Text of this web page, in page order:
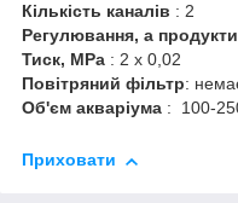
Кількість каналів : 2
Регулювання, а
Тиск, МРа : 2 х 0,02
Повітряний фільтр:
Об'єм акваріума : 100-
Приховати